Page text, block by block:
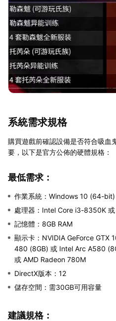
系統需求規格
購買遊戲前確認設備是否符合吸血
要，以下是官方公佈的硬體規格：
最低需求：
作業系統：Windows 10 (64-bit)
處理器：Intel Core i3-8350K
記憶體：8GB RAM
顯示卡：NVIDIA GeForce GTX
480 (8GB) 或 Intel Arc A580
或 AMD Radeon 780M
DirectX版本：12
儲存空間：需30GB可用容量
建議規格：